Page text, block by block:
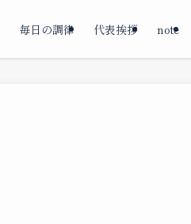
毎日の調律 代表挨拶 note